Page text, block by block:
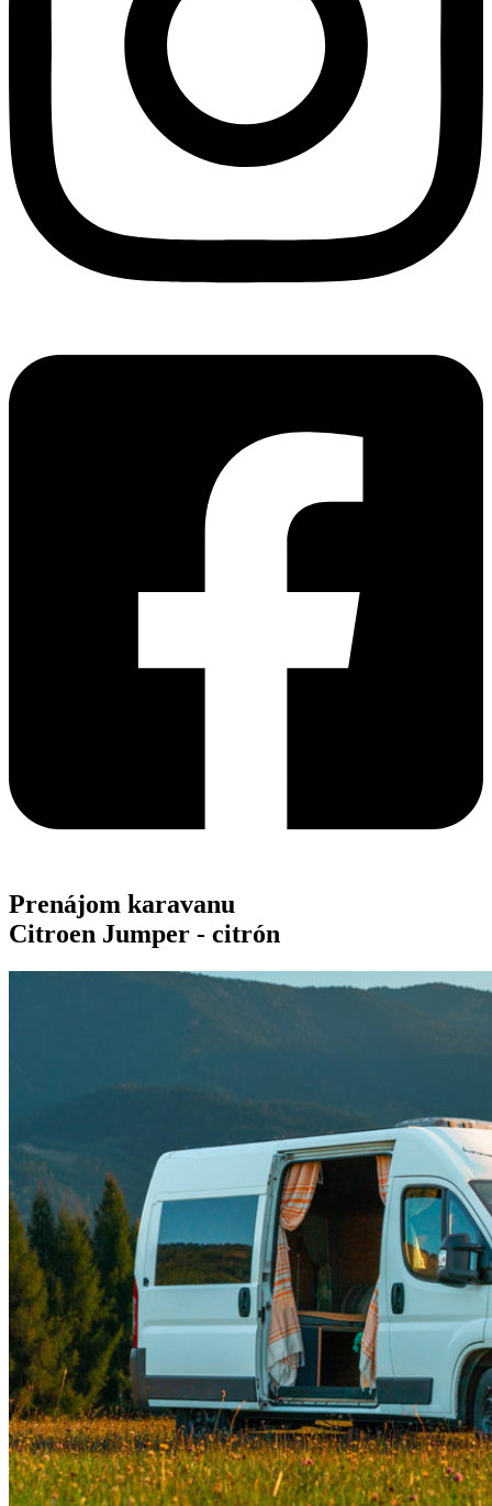
Prenájom karavanu
Citroen Jumper - citrón